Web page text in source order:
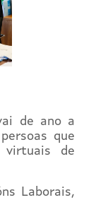
de ano a
que
virtuais de
Laborais,